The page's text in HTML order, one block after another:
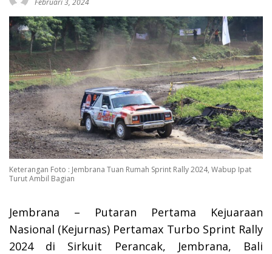
Keterangan Foto : Jembrana Tuan Rumah Sprint Rally 2024, Wabup Ipat
Turut Ambil Bagian
Jembrana – Putaran Pertama Kejuaraan
Nasional (Kejurnas) Pertamax Turbo Sprint Rally
2024 di Sirkuit Perancak, Jembrana, Bali